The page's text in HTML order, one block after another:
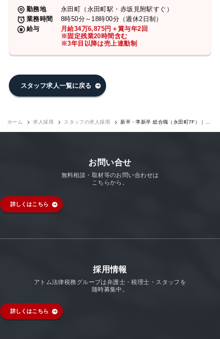
勤務地
永田町（永田町駅・赤坂見附駅すぐ）
業務時間
8時50分～18時00分（週休2日制）
給与
月給34万6,875円＋賞与年2回
※固定残業20時間含む
※3年目以降は売上連動制
スタッフ求人一覧に戻る
ホーム 求人採用 スタッフの求人採用
新卒・準新卒 総合職（永田町7F）｜求
お問い合せ
無料相談・取材等のお問い合わせは
こちらから。
詳しくはこちら
採用情報
アトム法律税務グループは弁護士・税理士・スタッフを
随時募集中。
詳しくはこちら